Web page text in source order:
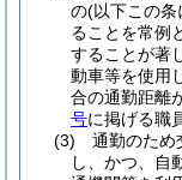
の(以下この条
ることを常例
することが著
動車等を使用
合の通勤距離
号に掲げる職
(3)
通勤のため
し、かつ、自